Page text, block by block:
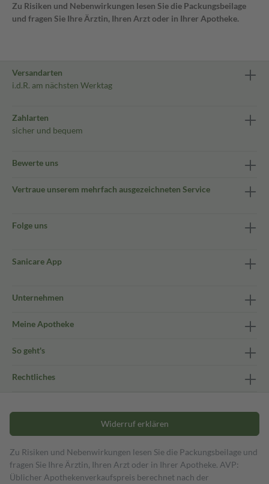
Zu Risiken und Nebenwirkungen lesen Sie die Packungsbeilage
und fragen Sie Ihre Ärztin, Ihren Arzt oder in Ihrer Apotheke.
Versandarten
i.d.R. am nächsten Werktag
Zahlarten
sicher und bequem
Bewerte uns
Vertraue unserem mehrfach ausgezeichneten Service
Folge uns
Sanicare App
Unternehmen
Meine Apotheke
So geht's
Rechtliches
Widerruf erklären
Zu Risiken und Nebenwirkungen lesen Sie die Packungsbeilage und
fragen Sie Ihre Ärztin, Ihren Arzt oder in Ihrer Apotheke. AVP:
Üblicher Apothekenverkaufspreis berechnet nach der